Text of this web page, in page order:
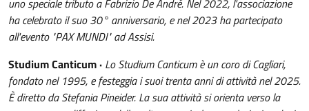
uno speciale tributo a Fabrizio De André. Nel 2022, l'associazione
ha celebrato il suo 30° anniversario, e nel 2023 ha partecipato
all'evento "PAX MUNDI" ad Assisi.
Studium Canticum · Lo Studium Canticum è un coro di Cagliari,
fondato nel 1995, e festeggia i suoi trenta anni di attività nel 2025.
È diretto da Stefania Pineider. La sua attività si orienta verso la